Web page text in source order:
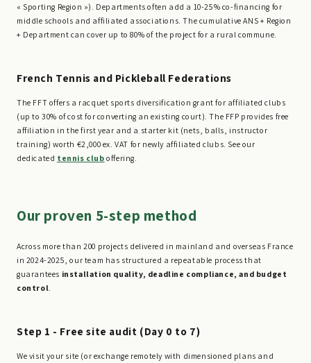
« Sporting Region »). Departments often add a 10-25% co-financing for
middle schools and affiliated associations. The cumulative ANS + Region
+ Department can cover up to 80% of the project for a rural commune.
French Tennis and Pickleball Federations
The FFT offers a racquet sports diversification grant for affiliated clubs
(up to 30% of cost for converting an existing court). The FFP provides free
affiliation in the first year and a starter kit (nets, balls, instructor
training) worth €2,000 ex. VAT for newly affiliated clubs. See our
dedicated tennis club offering.
Our proven 5-step method
Across more than 200 projects delivered in mainland and overseas France
in 2024-2025, our team has structured a repeatable process that
guarantees installation quality, deadline compliance, and budget
control.
Step 1 - Free site audit (Day 0 to 7)
We visit your site (or exchange remotely with dimensioned plans and